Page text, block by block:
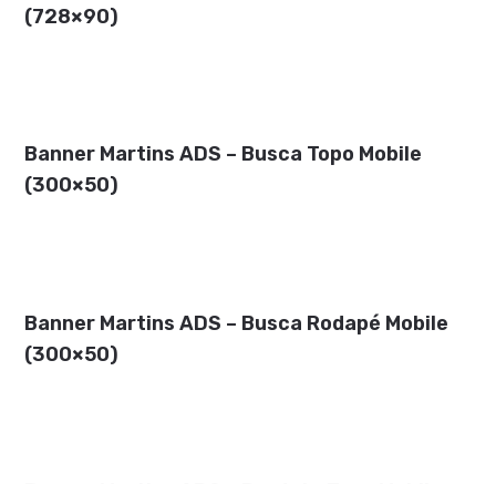
(728×90)
Banner Martins ADS – Busca Topo Mobile
(300×50)
Banner Martins ADS – Busca Rodapé Mobile
(300×50)